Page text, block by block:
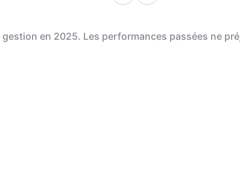
en 2025. Les performances passées ne